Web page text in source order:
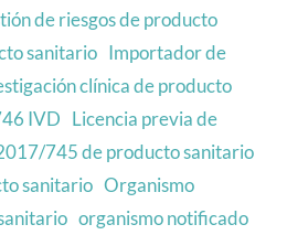
de riesgos de producto
sanitario Importador de
clínica de producto
IVD Licencia previa de
745 de producto sanitario
sanitario Organismo
organismo notificado